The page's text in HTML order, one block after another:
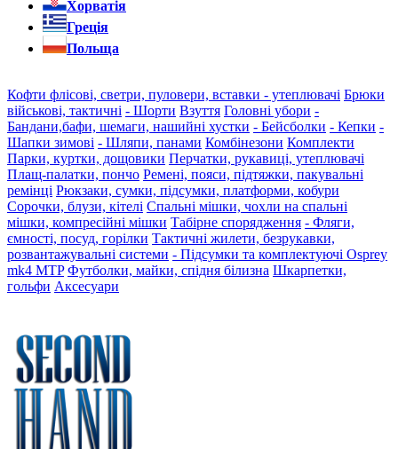
Хорватія
Греція
Польща
Кофти флісові, светри, пуловери, вставки - утеплювачі Брюки
військові, тактичні - Шорти Взуття Головні убори -
Бандани,бафи, шемаги, нашийні хустки - Бейсболки - Кепки -
Шапки зимові - Шляпи, панами Комбінезони Комплекти
Парки, куртки, дощовики Перчатки, рукавиці, утеплювачі
Плащ-палатки, пончо Ремені, пояси, підтяжки, пакувальні
ремінці Рюкзаки, сумки, підсумки, платформи, кобури
Сорочки, блузи, кітелі Спальні мішки, чохли на спальні
мішки, компресійні мішки Табірне спорядження - Фляги,
ємності, посуд, горілки Тактичні жилети, безрукавки,
розвантажувальні системи - Підсумки та комплектуючі Osprey
mk4 MTP Футболки, майки, спідня білизна Шкарпетки,
гольфи Аксесуари